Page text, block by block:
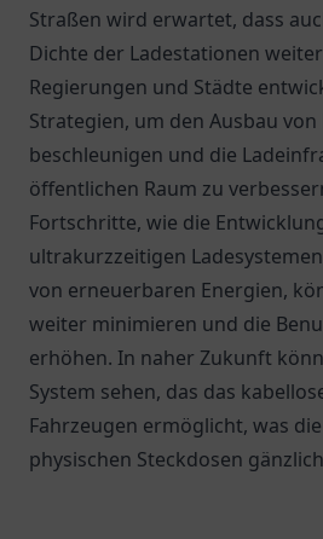
Straßen wird erwartet, dass
Dichte der Ladestationen
Regierungen und Städte
Strategien, um den Ausbau
beschleunigen und die
öffentlichen Raum zu
Fortschritte, wie die
ultrakurzzeitigen
von erneuerbaren Energien,
weiter minimieren und die
erhöhen. In naher Zukunft
System sehen, das das
Fahrzeugen ermöglicht, was
physischen Steckdosen